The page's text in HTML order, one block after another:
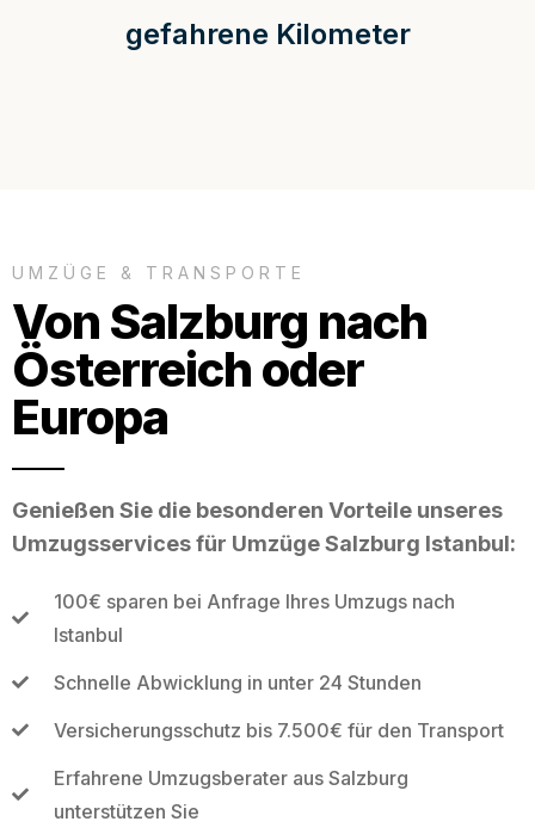
gefahrene Kilometer
UMZÜGE & TRANSPORTE
Von Salzburg nach
Österreich oder
Europa
Genießen Sie die besonderen Vorteile unseres
Umzugsservices für Umzüge Salzburg Istanbul:
100€ sparen bei Anfrage Ihres Umzugs nach
Istanbul
Schnelle Abwicklung in unter 24 Stunden
Versicherungsschutz bis 7.500€ für den Transport
Erfahrene Umzugsberater aus Salzburg
unterstützen Sie